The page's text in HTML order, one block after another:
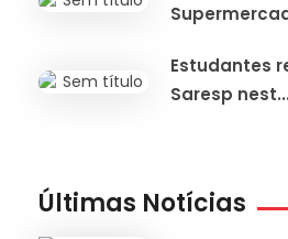
Estudantes
Saresp nest...
Últimas Notícias